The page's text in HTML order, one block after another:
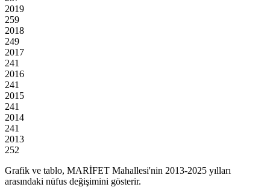
2019
259
2018
249
2017
241
2016
241
2015
241
2014
241
2013
252
Grafik ve tablo, MARİFET Mahallesi'nin 2013-2025 yılları
arasındaki nüfus değişimini gösterir.